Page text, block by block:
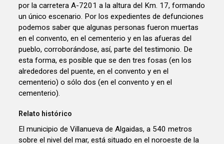
por la carretera A-7201 a la altura del Km. 17, formando
un único escenario. Por los expedientes de defunciones
podemos saber que algunas personas fueron muertas
en el convento, en el cementerio y en las afueras del
pueblo, corroborándose, así, parte del testimonio. De
esta forma, es posible que se den tres fosas (en los
alrededores del puente, en el convento y en el
cementerio) o sólo dos (en el convento y en el
cementerio).
Relato histórico
El municipio de Villanueva de Algaidas, a 540 metros
sobre el nivel del mar, está situado en el noroeste de la